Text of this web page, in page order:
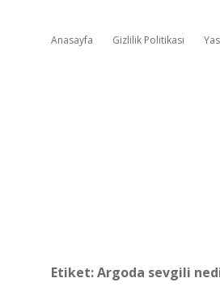
Anasayfa Gizlilik Politikası
Etiket:Argoda sevgili